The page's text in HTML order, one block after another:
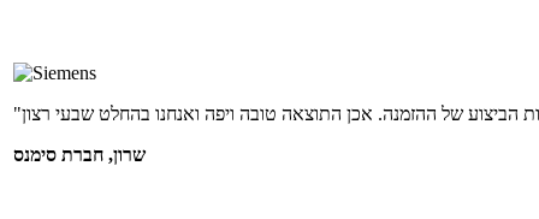
שרון, חברת סימנס